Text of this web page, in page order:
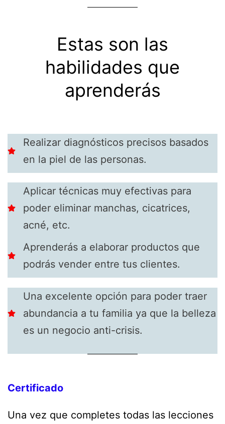
Estas son las
habilidades que
aprenderás
Realizar diagnósticos precisos basados
en la piel de las personas.
Aplicar técnicas muy efectivas para
poder eliminar manchas, cicatrices,
acné, etc.
Aprenderás a elaborar productos que
podrás vender entre tus clientes.
Una excelente opción para poder traer
abundancia a tu familia ya que la belleza
es un negocio anti-crisis.
Certificado
Una vez que completes todas las lecciones